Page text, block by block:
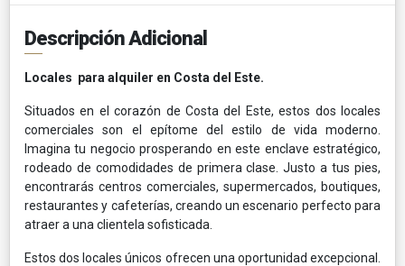
Descripción Adicional
Locales para alquiler en Costa del Este.
Situados en el corazón de Costa del Este, estos dos locales
comerciales son el epítome del estilo de vida moderno.
Imagina tu negocio prosperando en este enclave estratégico,
rodeado de comodidades de primera clase. Justo a tus pies,
encontrarás centros comerciales, supermercados, boutiques,
restaurantes y cafeterías, creando un escenario perfecto para
atraer a una clientela sofisticada.
Estos dos locales únicos ofrecen una oportunidad excepcional.